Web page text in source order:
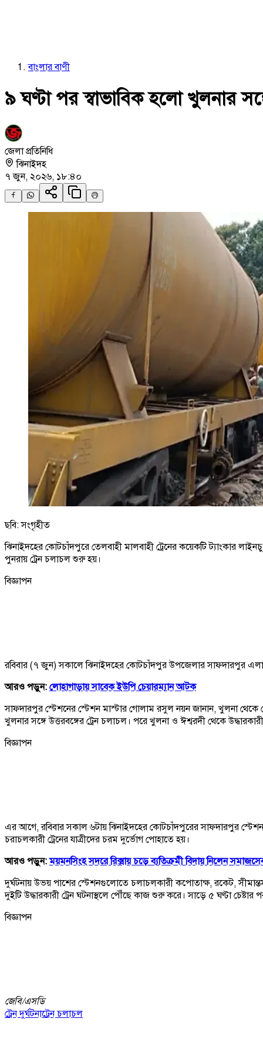
বাংলার বাণী
৯ ঘণ্টা পর স্বাভাবিক হলো খুলনার
জেলা প্রতিনিধি
ঝিনাইদহ
৭ জুন, ২০২৬, ১৮:৪০
ছবি: সংগৃহীত
ঝিনাইদহের কোটচাঁদপুরে তেলবাহী মালবাহী ট্রেনের কয়েকটি ট্যাংকার
পুনরায় ট্রেন চলাচল শুরু হয়।
বিজ্ঞাপন
রবিবার (৭ জুন) সকালে ঝিনাইদহের কোটচাঁদপুর উপজেলার সাফদারপুর
আরও পড়ুন: লোহাগাড়ায় সাবেক ইউপি চেয়ারম্যান আটক
সাফদারপুর স্টেশনের স্টেশন মাস্টার গোলাম রসুল নয়ন জানান, খুলনা থেকে
খুলনার সঙ্গে উত্তরবঙ্গের ট্রেন চলাচল। পরে খুলনা ও ঈশ্বরদী থেকে
বিজ্ঞাপন
এর আগে, রবিবার সকাল ৬টায় ঝিনাইদহের কোটচাঁদপুরের সাফদারপুর স্টেশন
চরাচলকারী ট্রেনের যাত্রীদের চরম দুর্ভোগ পোহাতে হয়।
আরও পড়ুন:ময়মনসিংহ সদরে রিক্সায় চড়ে ব্যতিক্রমী বিদায় নিলেন
দুর্ঘটনায় উভয় পাশের স্টেশনগুলোতে চলাচলকারী কপোতাক্ষ, রকেট,
দুইটি উদ্ধারকারী ট্রেন ঘটনাস্থলে পৌঁছে কাজ শুরু করে। সাড়ে ৫ ঘণ্টা
বিজ্ঞাপন
জেবি/এসডি
ট্রেন দুর্ঘটনাট্রেন চলাচল